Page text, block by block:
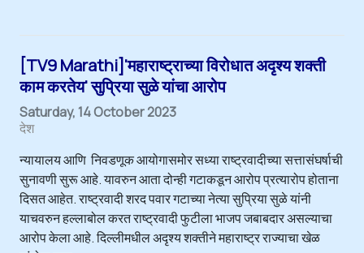
[TV9 Marathi]'महाराष्ट्राच्या विरोधात अदृश्य शक्ती
काम करतेय' सुप्रिया सुळे यांचा आरोप
Saturday, 14 October 2023
देश
न्यायालय आणि निवडणूक आयोगासमोर सध्या राष्ट्रवादीच्या सत्तासंघर्षाची
सुनावणी सुरू आहे. यावरुन आता दोन्ही गटाकडून आरोप प्रत्यारोप होताना
दिसत आहेत. राष्ट्रवादी शरद पवार गटाच्या नेत्या सुप्रिया सुळे यांनी
याचवरुन हल्लाबोल करत राष्ट्रवादी फुटीला भाजप जबाबदार असल्याचा
आरोप केला आहे. दिल्लीमधील अदृश्य शक्तीने महाराष्ट्र राज्याचा खेळ